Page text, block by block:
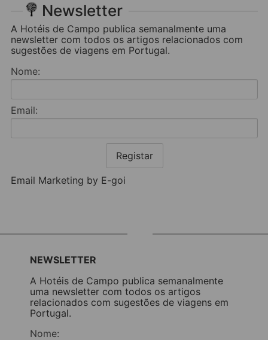
Newsletter
A Hotéis de Campo publica semanalmente uma
newsletter com todos os artigos relacionados com
sugestões de viagens em Portugal.
Nome:
Email:
Registar
Email Marketing by E-goi
NEWSLETTER
A Hotéis de Campo publica semanalmente
uma newsletter com todos os artigos
relacionados com sugestões de viagens em
Portugal.
Nome: